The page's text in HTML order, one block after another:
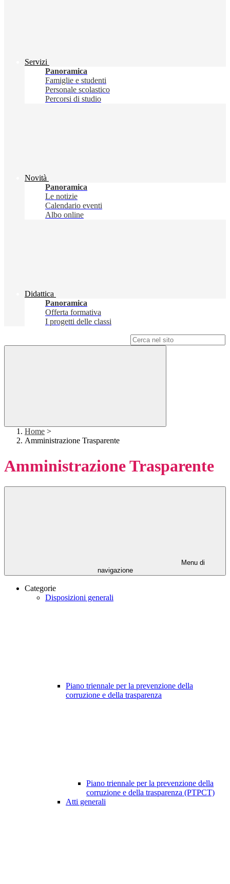
Servizi
Panoramica
Famiglie e studenti
Personale scolastico
Percorsi di studio
Novità
Panoramica
Le notizie
Calendario eventi
Albo online
Didattica
Panoramica
Offerta formativa
I progetti delle classi
Home >
Amministrazione Trasparente
Amministrazione Trasparente
Menu di
navigazione
Categorie
Disposizioni generali
Piano triennale per la prevenzione della
corruzione e della trasparenza
Piano triennale per la prevenzione della
corruzione e della trasparenza (PTPCT)
Atti generali